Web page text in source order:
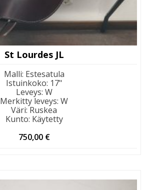
St Lourdes JL
Malli: Estesatula
Istuinkoko: 17"
Leveys: W
Merkitty leveys: W
Väri: Ruskea
Kunto: Käytetty
750,00 €